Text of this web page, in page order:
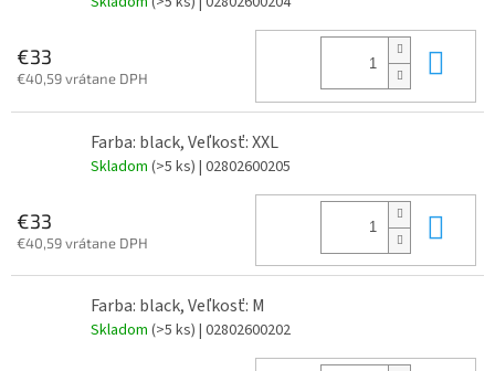
€33
€40,59 vrátane DPH
Farba: black, Veľkosť: XXL
Skladom (>5 ks) | 02802600205
€33
€40,59 vrátane DPH
Farba: black, Veľkosť: M
Skladom (>5 ks) | 02802600202